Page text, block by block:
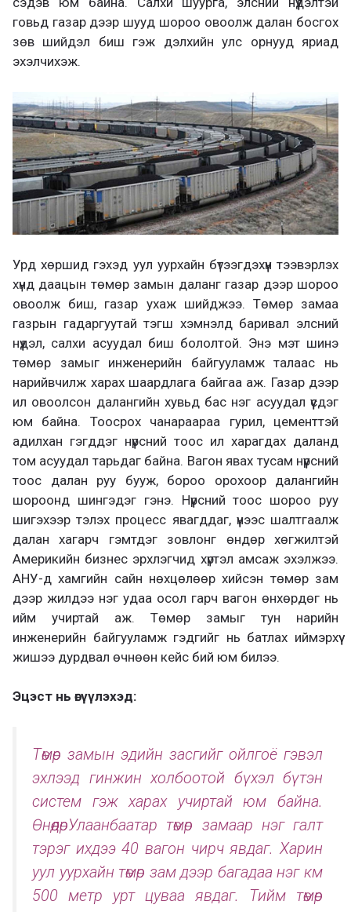
говьд газар дээр шууд шороо овоолж далан босгох
зөв шийдэл биш гэж дэлхийн улс орнууд яриад
эхэлчихэж.
Урд хөршид гэхэд уул уурхайн бүтээгдэхүүн тээвэрлэх
хүнд даацын төмөр замын даланг газар дээр шороо
овоолж биш, газар ухаж шийджээ. Төмөр замаа
газрын гадаргуутай тэгш хэмнэлд баривал элсний
нүүдэл, салхи асуудал биш бололтой. Энэ мэт шинэ
төмөр замыг инженерийн байгууламж талаас нь
нарийвчилж харах шаардлага байгаа аж. Газар дээр
ил овоолсон далангийн хувьд бас нэг асуудал үүсдэг
юм байна. Тоосрох чанараараа гурил, цементтэй
адилхан гэгддэг нүүрсний тоос ил харагдах даланд
том асуудал тарьдаг байна. Вагон явах тусам нүүрсний
тоос далан руу бууж, бороо орохоор далангийн
шороонд шингэдэг гэнэ. Нүүрсний тоос шороо руу
шигэхээр тэлэх процесс явагддаг, үүнээс шалтгаалж
далан хагарч гэмтдэг зовлонг өндөр хөгжилтэй
Америкийн бизнес эрхлэгчид хүртэл амсаж эхэлжээ.
АНУ-д хамгийн сайн нөхцөлөөр хийсэн төмөр зам
дээр жилдээ нэг удаа осол гарч вагон өнхөрдөг нь
ийм учиртай аж. Төмөр замыг тун нарийн
инженерийн байгууламж гэдгийг нь батлах иймэрхүү
жишээ дурдвал өчнөөн кейс бий юм билээ.
Эцэст нь өгүүлэхэд:
Төмөр замын эдийн засгийг ойлгоё гэвэл
эхлээд гинжин холбоотой бүхэл бүтэн
систем гэж харах учиртай юм байна.
ӨнөөдөрУлаанбаатар төмөр замаар нэг галт
тэрэг ихдээ 40 вагон чирч явдаг. Харин
уул уурхайн төмөр зам дээр багадаа нэг км
500 метр урт цуваа явдаг. Тийм төмөр